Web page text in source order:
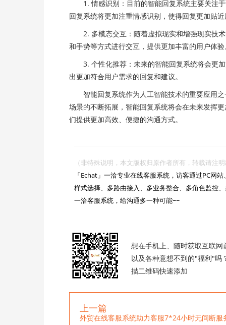
1. 情感识别：目前的智能回复系统主要关注于
回复系统将更加注重情感识别，使得回复更加贴
2. 多模态交互：随着虚拟现实和增强现实技术
和手势等方式进行交互，提供更加丰富的用户体
3. 个性化推荐：未来的智能回复系统将会更加
出更加符合用户需求的回复和建议。
智能回复系统作为人工智能技术的重要应用之
场景的不断拓展，智能回复系统将会在未来发挥
们提供更加高效、便捷的沟通方式。
（非特殊说明，本文版权归原作者所有，转载请
「Echat」一洽专业在线客服系统，访客通过PC网
样式选择、多路由接入、多业务整合、多角色监控
一洽客服系统，给沟通多一种可能~~
想在手机上、随时获取互联网
以及各种意想不到的"福利"吗
描二维码快速添加
上一篇
外贸在线客服系统助力客服7*24小时无间断服